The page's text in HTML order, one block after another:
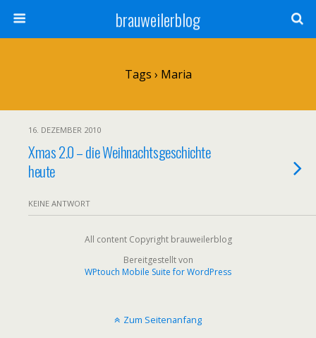
brauweilerblog
Tags › Maria
16. DEZEMBER 2010
Xmas 2.0 – die Weihnachtsgeschichte
heute
KEINE ANTWORT
All content Copyright brauweilerblog
Bereitgestellt von
WPtouch Mobile Suite for WordPress
Zum Seitenanfang